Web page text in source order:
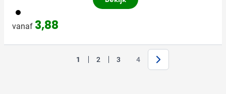
001
vanaf 3,88
U lees momenteel pagina
1 Pagina
2 Pagina
3 Pagina
4 Volgende